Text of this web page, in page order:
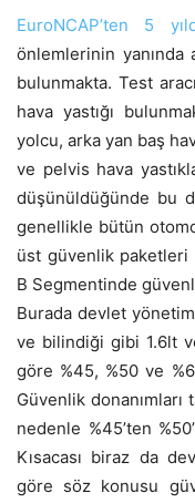
EuroNCAP’ten 5
önlemlerinin
bulunmakta. Test
hava yastığı
yolcu, arka yan baş
ve pelvis hava
düşünüldüğünde bu
genellikle bütün
üst güvenlik
B Segmentinde
Burada devlet
ve bilindiği gibi 1.6lt
göre %45, %50 ve
Güvenlik
nedenle %45’ten
Kısacası biraz da
göre söz konusu